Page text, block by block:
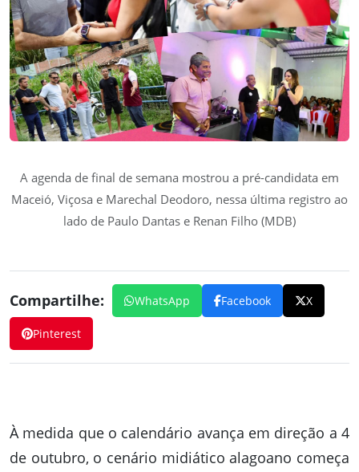
A agenda de final de semana mostrou a pré-candidata em
Maceió, Viçosa e Marechal Deodoro, nessa última registro ao
lado de Paulo Dantas e Renan Filho (MDB)
Compartilhe: WhatsApp Facebook X
Pinterest
À medida que o calendário avança em direção a 4
de outubro, o cenário midiático alagoano começa